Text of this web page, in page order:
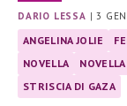
DARIO LESSA |3
ANGELINA JOLIE
NOVELLA
STRISCIA DI GAZA